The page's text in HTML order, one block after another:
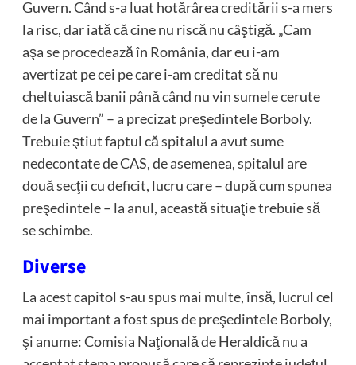
Guvern. Când s-a luat hotărârea creditării s-a mers
la risc, dar iată că cine nu riscă nu câştigă. „Cam
aşa se procedează în România, dar eu i-am
avertizat pe cei pe care i-am creditat să nu
cheltuiască banii până când nu vin sumele cerute
de la Guvern” – a precizat preşedintele Borboly.
Trebuie ştiut faptul că spitalul a avut sume
nedecontate de CAS, de asemenea, spitalul are
două secţii cu deficit, lucru care – după cum spunea
preşedintele – la anul, această situaţie trebuie să
se schimbe.
Diverse
La acest capitol s-au spus mai multe, însă, lucrul cel
mai important a fost spus de preşedintele Borboly,
şi anume: Comisia Naţională de Heraldică nu a